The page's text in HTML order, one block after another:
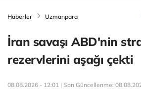
Haberler Uzmanpara
İran savaşı ABD'nin
rezervlerini aşağı çekti
08.08.2026 - 12:01 | Son Güncellenme: